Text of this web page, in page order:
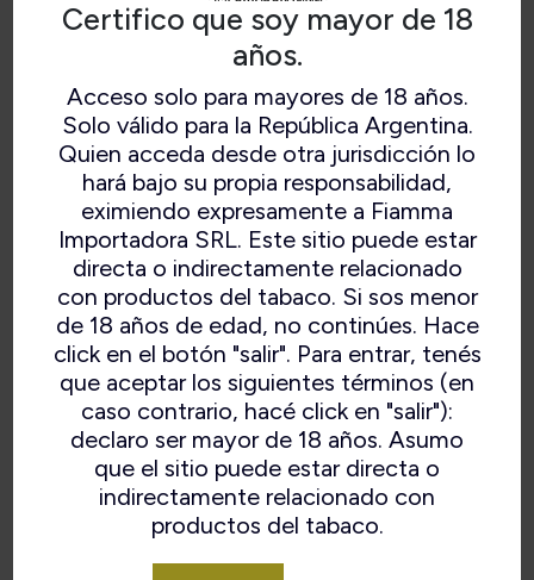
Certifico que soy mayor de 18
años.
Acceso solo para mayores de 18 años.
Solo válido para la República Argentina.
Quien acceda desde otra jurisdicción lo
hará bajo su propia responsabilidad,
eximiendo expresamente a Fiamma
Importadora SRL. Este sitio puede estar
directa o indirectamente relacionado
con productos del tabaco. Si sos menor
de 18 años de edad, no continúes. Hace
click en el botón "salir". Para entrar, tenés
que aceptar los siguientes términos (en
caso contrario, hacé click en "salir"):
declaro ser mayor de 18 años. Asumo
que el sitio puede estar directa o
indirectamente relacionado con
productos del tabaco.
GIZEH PAPEL MAGNET BLACK
14 gr/m2 70mm.
Combustión Lenta.
Cierre Magnético.